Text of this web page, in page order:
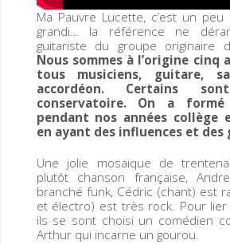
Ma Pauvre Lucette, c’est un peu
grandi… la référence ne
guitariste du groupe originaire
Nous sommes à l’origine cinq
tous musiciens, guitare,
accordéon. Certains
conservatoire. On a
pendant nos années collège
en ayant des influences et des
Une jolie mosaïque de
plutôt chanson française,
branché funk, Cédric (chant) est
et électro) est très rock. Pour
ils se sont choisi un comédien
Arthur qui incarne un gourou.